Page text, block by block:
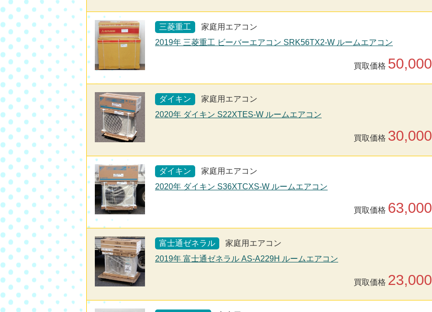
三菱重工
家庭用エアコン
2019年 三菱重工 ビーバーエアコン SRK56TX2-W ルームエアコン
買取価格 50,000
ダイキン
家庭用エアコン
2020年 ダイキン S22XTES-W ルームエアコン
買取価格 30,000
ダイキン
家庭用エアコン
2020年 ダイキン S36XTCXS-W ルームエアコン
買取価格 63,000
富士通ゼネラル
家庭用エアコン
2019年 富士通ゼネラル AS-A229H ルームエアコン
買取価格 23,000